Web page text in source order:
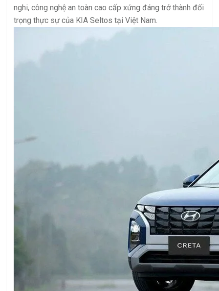
nghi, công nghệ an toàn cao cấp xứng đáng trở thành đối
trọng thực sự của KIA Seltos tại Việt Nam.